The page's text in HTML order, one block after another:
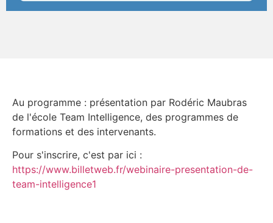
Au programme : présentation par Rodéric Maubras
de l'école Team Intelligence, des programmes de
formations et des intervenants.
Pour s'inscrire, c'est par ici :
https://www.billetweb.fr/webinaire-presentation-de-
team-intelligence1